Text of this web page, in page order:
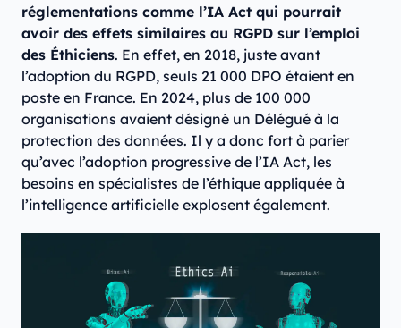
réglementations comme l’IA Act qui pourrait
avoir des effets similaires au RGPD sur l’emploi
des Éthiciens. En effet, en 2018, juste avant
l’adoption du RGPD, seuls 21 000 DPO étaient en
poste en France. En 2024, plus de 100 000
organisations avaient désigné un Délégué à la
protection des données. Il y a donc fort à parier
qu’avec l’adoption progressive de l’IA Act, les
besoins en spécialistes de l’éthique appliquée à
l’intelligence artificielle explosent également.